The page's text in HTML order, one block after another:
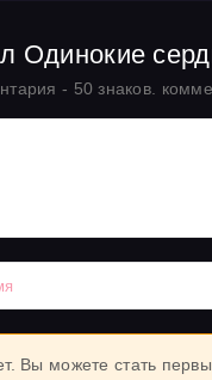
Одинокие
- 50 знаков.
Вы можете стать